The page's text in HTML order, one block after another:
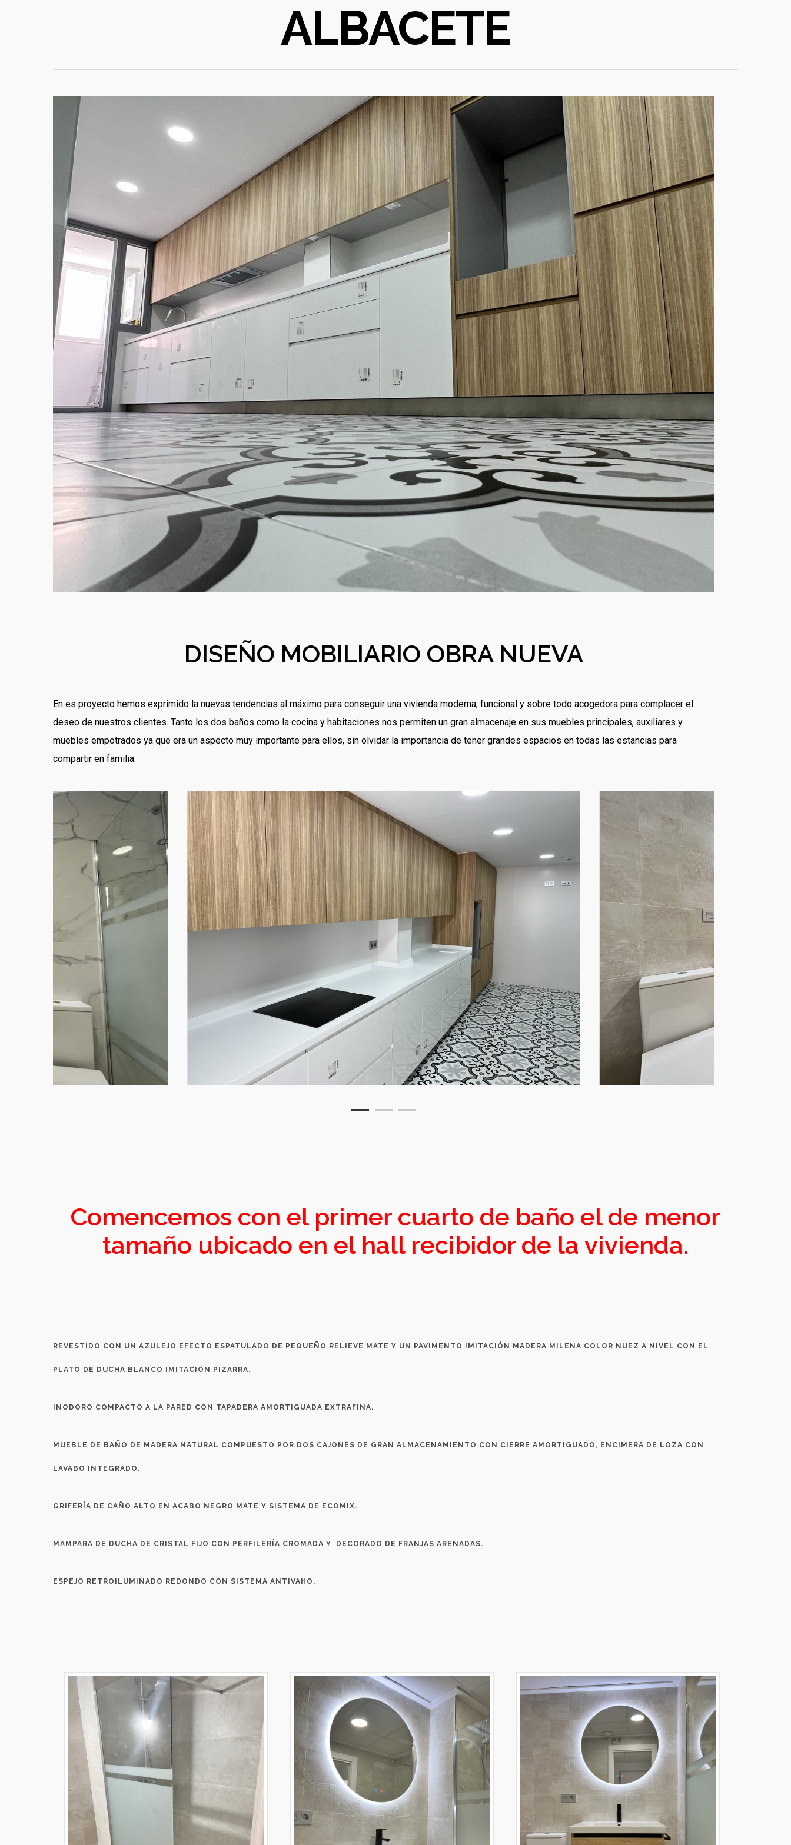
ALBACETE
DISEÑO MOBILIARIO OBRA NUEVA
En es proyecto hemos exprimido la nuevas tendencias al máximo para conseguir una vivienda moderna, funcional y sobre todo acogedora para complacer el
deseo de nuestros clientes. Tanto los dos baños como la cocina y habitaciones nos permiten un gran almacenaje en sus muebles principales, auxiliares y
muebles empotrados ya que era un aspecto muy importante para ellos, sin olvidar la importancia de tener grandes espacios en todas las estancias para
compartir en familia.
Comencemos con el primer cuarto de baño el de menor
tamaño ubicado en el hall recibidor de la vivienda.
REVESTIDO CON UN AZULEJO EFECTO ESPATULADO DE PEQUEÑO RELIEVE MATE Y UN PAVIMENTO IMITACIÓN MADERA MILENA COLOR NUEZ A NIVEL CON EL
PLATO DE DUCHA BLANCO IMITACIÓN PIZARRA.
INODORO COMPACTO A LA PARED CON TAPADERA AMORTIGUADA EXTRAFINA.
MUEBLE DE BAÑO DE MADERA NATURAL COMPUESTO POR DOS CAJONES DE GRAN ALMACENAMIENTO CON CIERRE AMORTIGUADO, ENCIMERA DE LOZA CON
LAVABO INTEGRADO.
GRIFERÍA DE CAÑO ALTO EN ACABO NEGRO MATE Y SISTEMA DE ECOMIX.
MAMPARA DE DUCHA DE CRISTAL FIJO CON PERFILERÍA CROMADA Y DECORADO DE FRANJAS ARENADAS.
ESPEJO RETROILUMINADO REDONDO CON SISTEMA ANTIVAHO.